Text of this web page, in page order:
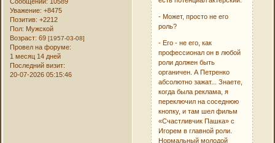
Уважение: +8475
Позитив: +2212
Пол: Мужской
Возраст: 69[1957-03-08]
Провел на форуме:
1 месяц 14 дней
Последний визит:
20-07-2026 05:15:46
- Может, просто не его
роль?
- Его - не его, как
профессионал он в любой
роли должен быть
органичен. А Петренко
абсолютно зажат... Знаете,
когда была реклама, я
переключил на соседнюю
кнопку, и там шел фильм
«Счастливчик Пашка» с
Игорем в главной роли.
Нормальный молодой